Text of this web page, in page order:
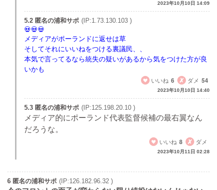
2023年10月10日 14:09
5.2 匿名の浦和サポ (IP:1.73.130.103 )
メディアがポーランドに返せは草
そしてそれにいいねをつける裏議民、、
本気で言ってるなら統失の疑いがあるから気をつけた方が良
いかも
いいね 6 ダメ 54
2023年10月10日 14:40
5.3 匿名の浦和サポ (IP:125.198.20.10 )
メディア的にポーランド代表監督候補の最右翼なん
だろうな。
いいね 8 ダメ
2023年10月11日 02:28
6 匿名の浦和サポ (IP:126.182.96.32 )